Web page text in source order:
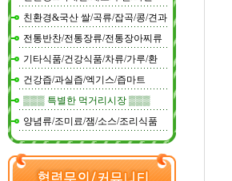
친환경&국산 쌀/곡류/잡곡/콩/견과
전통반찬/전통장류/전통장아찌류
기타식품/건강식품/차류/가루/환
건강즙/과실즙/엑기스/즙마트
▒▒▒ 특별한 먹거리시장 ▒▒▒
양념류/조미료/잼/소스/조리식품